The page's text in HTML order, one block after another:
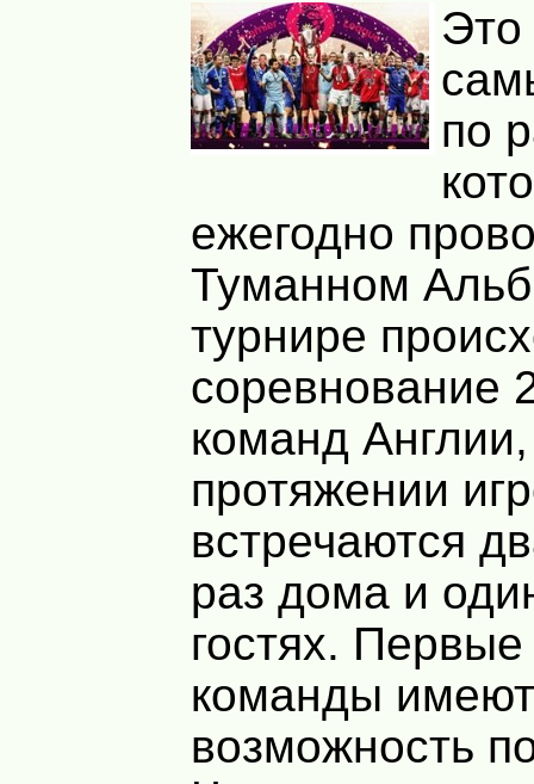
Это
по
ежегодно
Туманном
турнире
соревнование
команд
протяжении
встречаются
раз дома и
гостях.
команды
возможность